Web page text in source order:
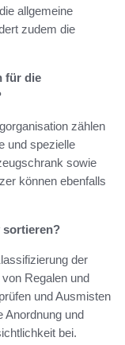
allgemeine
zudem die
für die
zählen
und spezielle
sowie
können ebenfalls
sortieren?
der
Regalen und
und Ausmisten
Anordnung und
bei.